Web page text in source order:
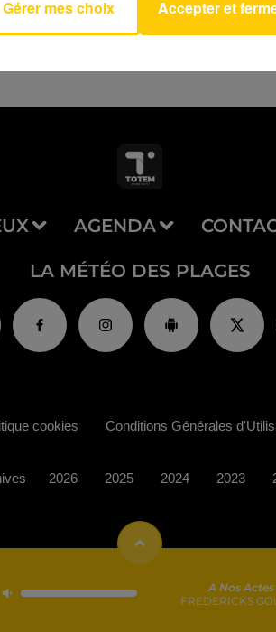
AGENDA
LA MÉTÉO DES PLAGES
A Nos
FREDERICKS
cookies Conditions Générales
2026 2025 2024 2023
Gérer mes choix Accepter et